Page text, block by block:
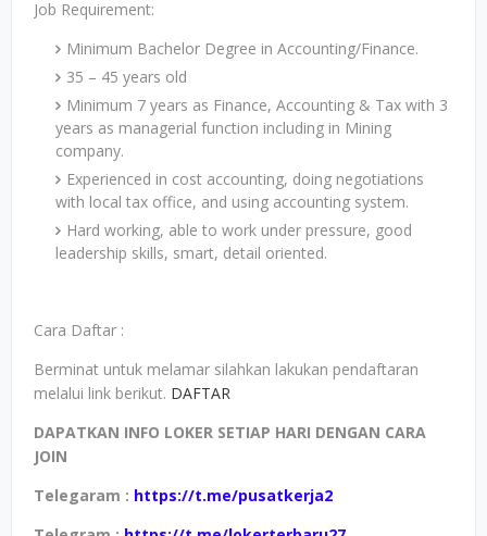
Job Requirement:
Minimum Bachelor Degree in Accounting/Finance.
35 – 45 years old
Minimum 7 years as Finance, Accounting & Tax with 3
years as managerial function including in Mining
company.
Experienced in cost accounting, doing negotiations
with local tax office, and using accounting system.
Hard working, able to work under pressure, good
leadership skills, smart, detail oriented.
Cara Daftar :
Berminat untuk melamar silahkan lakukan pendaftaran
melalui link berikut. DAFTAR
DAPATKAN INFO LOKER SETIAP HARI DENGAN CARA
JOIN
Telegaram : https://t.me/pusatkerja2